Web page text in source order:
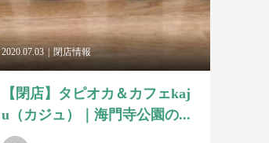
2020.07.03 閉店情報
【閉店】タピオカ＆カフェkaj
u（カジュ）｜海門寺公園の...